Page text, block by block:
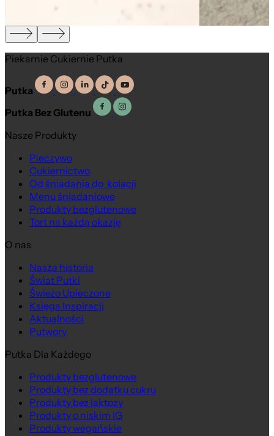
Piekarnie Cukiernie Putka
Putka
Putka Bez Glutenu
Nasze Produkty
Pieczywo
Cukiernictwo
Od śniadania do kolacji
Menu śniadaniowe
Produkty bezglutenowe
Tort na każdą okazję
O nas
Nasza historia
Świat Putki
Świeżo Upieczone
Księga Inspiracji
Aktualności
Putwory
Putka Dla Każdego
Produkty bezglutenowe
Produkty bez dodatku cukru
Produkty bez laktozy
Produkty o niskim IG
Produkty wegańskie